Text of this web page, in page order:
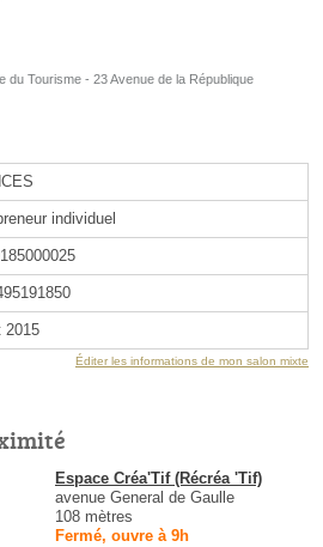
du Tourisme - 23 Avenue de la République
individuel
2015
Éditer les informations de mon salon mixte
Espace Créa'Tif (Récréa 'Tif)
avenue General de Gaulle
108 mètres
Fermé, ouvre à 9h